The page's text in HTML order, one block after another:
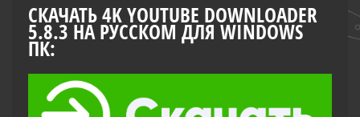
СКАЧАТЬ 4K YOUTUBE DOWNLOADER
5.8.3 НА РУССКОМ ДЛЯ WINDOWS
ПК: